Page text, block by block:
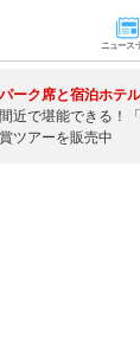
ニュース･
パーク席と宿泊ホテ
近で堪能できる！
ツアーを販売中